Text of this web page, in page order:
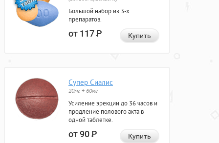
Большой набор из 3-х
препаратов.
от 117Р Купить
Супер Сиалис
20мг + 60мг
Усиление эрекции до 36 часов и
продление полового акта в
одной таблетке.
от 90Р Купить